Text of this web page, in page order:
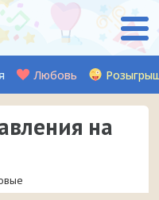
Любовь
на